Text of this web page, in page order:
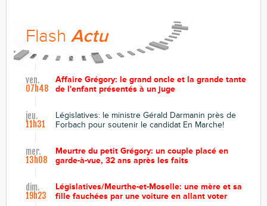
Flash Actu
ven.
07h48
Affaire Grégory: le grand oncle et la grande tante
de l'enfant présentés à un juge
jeu.
11h31
Législatives: le ministre Gérald Darmanin près de
Forbach pour soutenir le candidat En Marche!
mer.
13h08
Meurtre du petit Grégory: un couple placé en
garde-à-vue, 32 ans après les faits
dim.
19h23
Législatives/Meurthe-et-Moselle: une mère et sa
fille fauchées par une voiture en allant voter